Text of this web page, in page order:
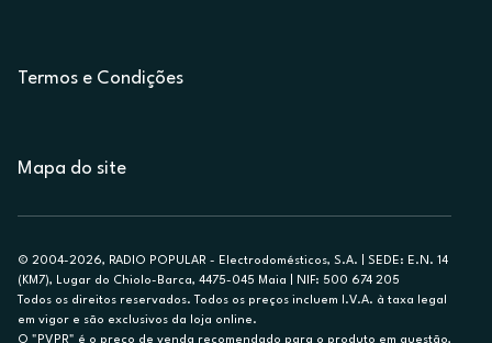
Termos e Condições
Mapa do site
© 2004-2026, RADIO POPULAR - Electrodomésticos, S.A. | SEDE: E.N. 14
(KM7), Lugar do Chiolo-Barca, 4475-045 Maia | NIF: 500 674 205
Todos os direitos reservados. Todos os preços incluem I.V.A. à taxa legal
em vigor e são exclusivos da loja online.
O "PVPR" é o preço de venda recomendado para o produto em questão,